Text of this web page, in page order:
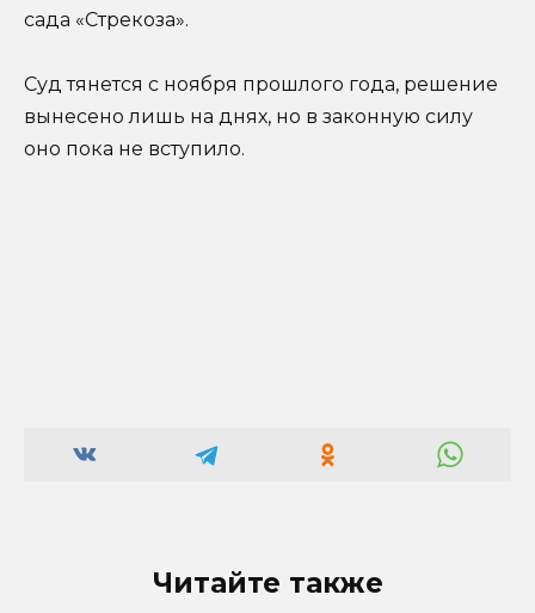
сада «Стрекоза».
Суд тянется с ноября прошлого года, решение
вынесено лишь на днях, но в законную силу
оно пока не вступило.
Читайте также